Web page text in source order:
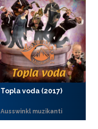
Topla voda (2017)
Ausswinkl muzikanti